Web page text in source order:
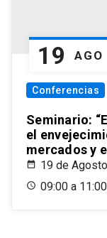
19 AGO
Conferencias
Seminario:
el
mercados y
19 de
09:00 a